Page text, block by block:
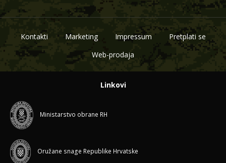
Kontakti Marketing Impressum
Pretplati se
Web-prodaja
Linkovi
Ministarstvo obrane RH
Oružane snage Republike Hrvatske